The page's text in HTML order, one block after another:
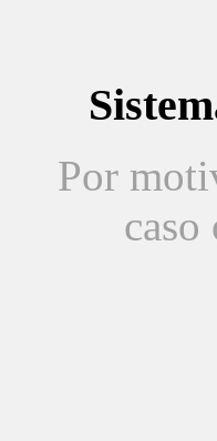
Por
caso